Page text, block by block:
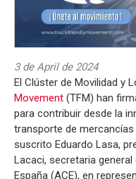
3 de April de 2024
El Clúster de Movilidad y
Movement (TFM) han
para contribuir desde la
transporte de
suscrito Eduardo Lasa,
Lacaci, secretaria
España (ACE), en